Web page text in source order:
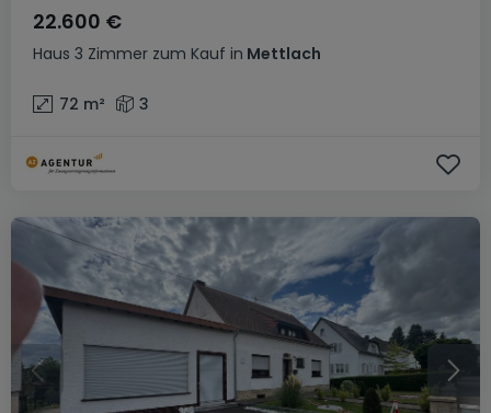
Haus 3 Zimmer zum Kauf in Mettlach
22.600 €
72 m² 3